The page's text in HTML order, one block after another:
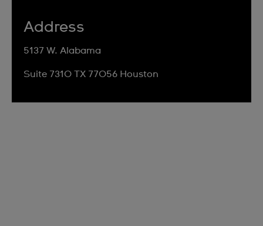
Address
5137 W. Alabama
Suite 7310 TX 77056 Houston